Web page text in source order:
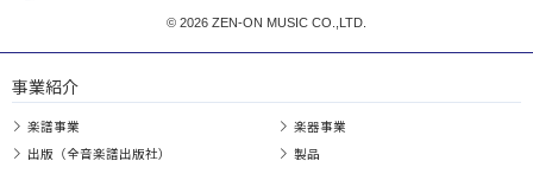
© 2026 ZEN-ON MUSIC CO.,LTD.
事業紹介
楽譜事業
出版（全音楽譜出版社）
楽器事業
製品